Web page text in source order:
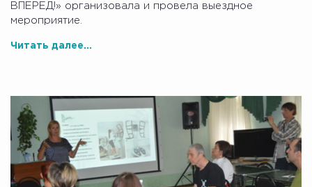
ВПЕРЕД!» организовала и провела выездное
мероприятие.
Читать далее...